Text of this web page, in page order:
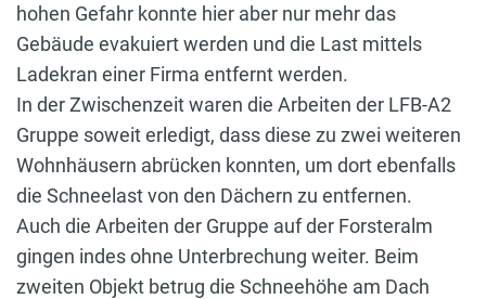
hohen Gefahr konnte hier aber nur mehr das
Gebäude evakuiert werden und die Last mittels
Ladekran einer Firma entfernt werden.
In der Zwischenzeit waren die Arbeiten der LFB-A2
Gruppe soweit erledigt, dass diese zu zwei weiteren
Wohnhäusern abrücken konnten, um dort ebenfalls
die Schneelast von den Dächern zu entfernen.
Auch die Arbeiten der Gruppe auf der Forsteralm
gingen indes ohne Unterbrechung weiter. Beim
zweiten Objekt betrug die Schneehöhe am Dach